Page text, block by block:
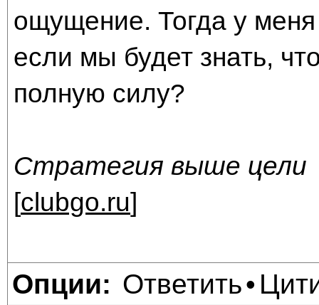
ощущение. Тогда у
если мы будет знать,
полную силу?
Стратегия выше цели
[clubgo.ru]
Опции: Ответить•